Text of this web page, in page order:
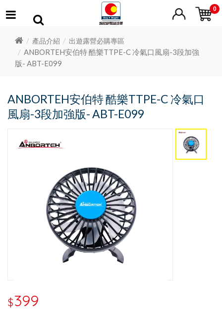
0
產品介紹 出遊露營必購專區
ANBORTEH安伯特 酷樂TTPE-C 冷氣口風扇-3段加強
版- ABT-E099
ANBORTEH安伯特 酷樂TTPE-C 冷氣口
風扇-3段加強版- ABT-E099
$399